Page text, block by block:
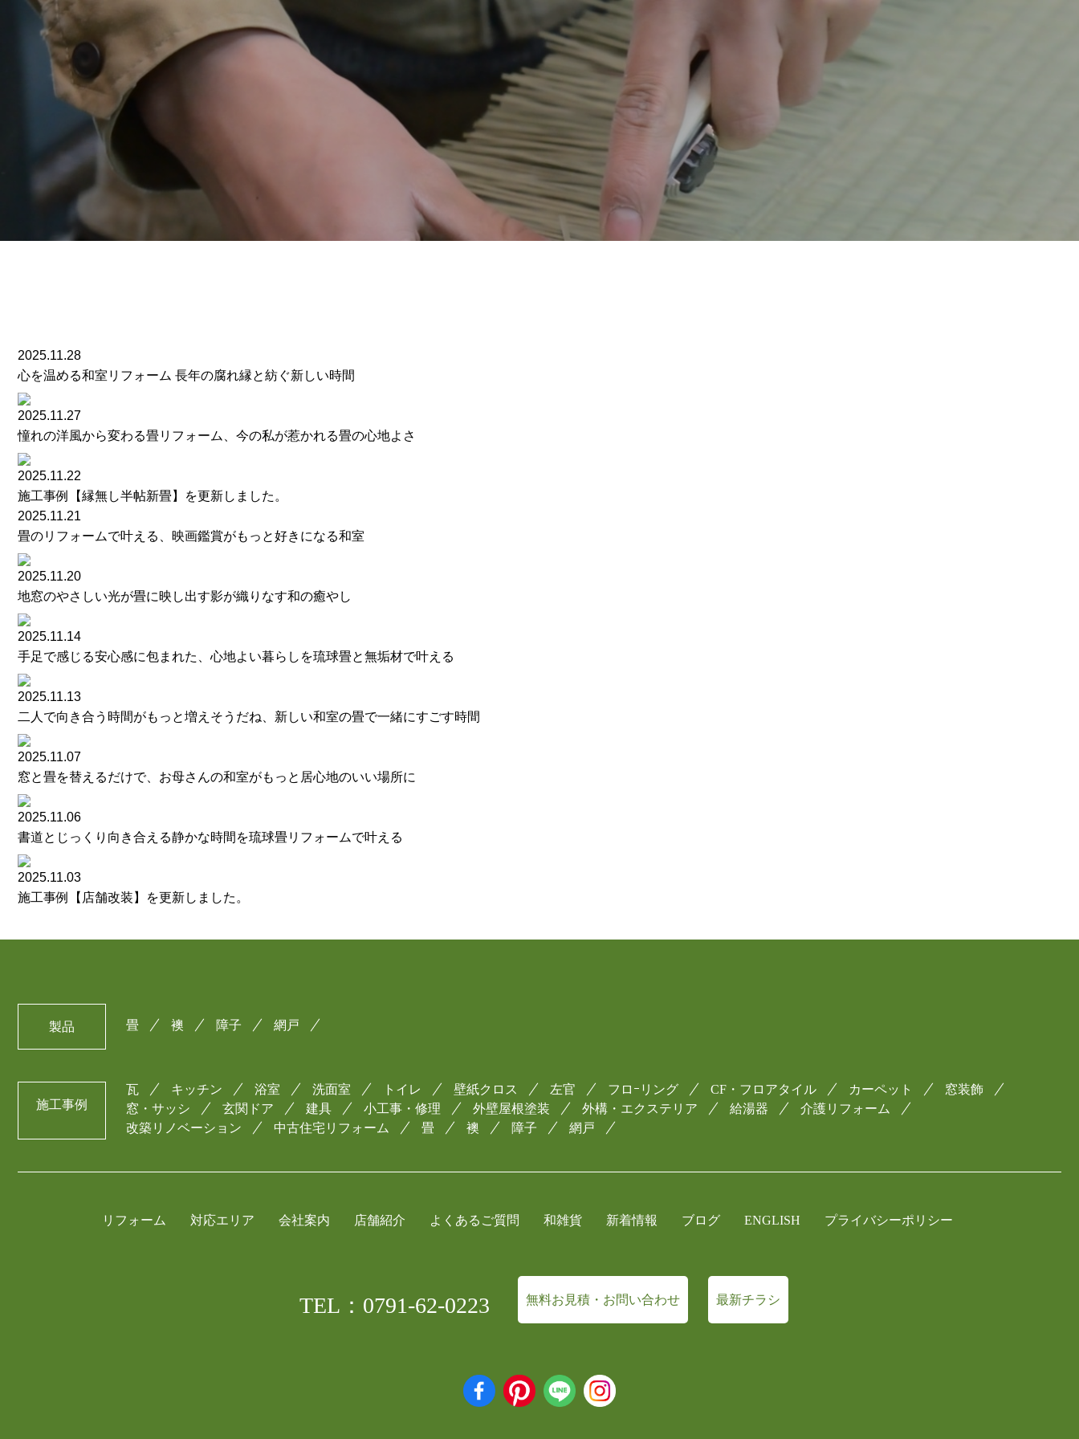
2025.11.28
心を温める和室リフォーム 長年の腐れ縁と紡ぐ新しい時間
2025.11.27
憧れの洋風から変わる畳リフォーム、今の私が惹かれる畳の心地よさ
2025.11.22
施工事例【縁無し半帖新畳】を更新しました。
2025.11.21
畳のリフォームで叶える、映画鑑賞がもっと好きになる和室
2025.11.20
地窓のやさしい光が畳に映し出す影が織りなす和の癒やし
2025.11.14
手足で感じる安心感に包まれた、心地よい暮らしを琉球畳と無垢材で叶える
2025.11.13
二人で向き合う時間がもっと増えそうだね、新しい和室の畳で一緒にすごす時間
2025.11.07
窓と畳を替えるだけで、お母さんの和室がもっと居心地のいい場所に
2025.11.06
書道とじっくり向き合える静かな時間を琉球畳リフォームで叶える
2025.11.03
施工事例【店舗改装】を更新しました。
製品 畳 襖 障子 網戸
施工事例
瓦 キッチン 浴室 洗面室 トイレ 壁紙クロス 左官 フロｰリング CF・フロアタイル カーペット
窓装飾
窓・サッシ
玄関ドア 建具 小工事・修理 外壁屋根塗装 外構・エクステリア 給湯器
介護リフォーム
改築リノベーション
中古住宅リフォーム 畳 襖 障子 網戸
リフォーム 対応エリア 会社案内 店舗紹介 よくあるご質問 和雑貨 新着情報 ブログ ENGLISH プライバシーポリシー
TEL：0791-62-0223 無料お見積・お問い合わせ 最新チラシ